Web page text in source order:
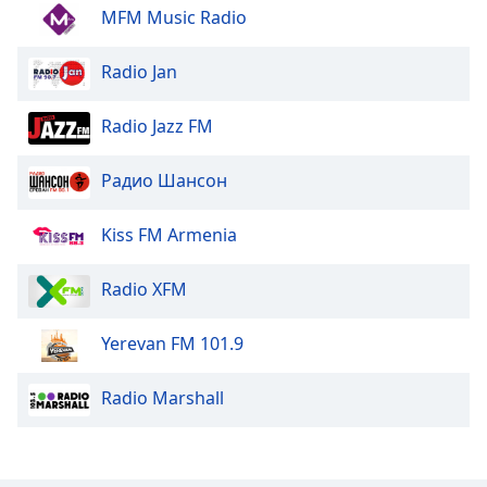
Opacity
Caption
Area
Background
Opacity
Font
Edge
MFM Music Radio
Radio Jan
Radio Jazz FM
Радио Шансон
Kiss FM Armenia
Radio XFM
Yerevan FM 101.9
Radio Marshall